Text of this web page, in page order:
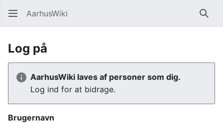
AarhusWiki Søg
Log på
AarhusWiki laves af personer som dig.
Log ind for at bidrage.
Brugernavn